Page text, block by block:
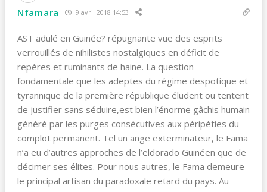
Nfamara 9 avril 2018 14:53
AST adulé en Guinée? répugnante vue des esprits
verrouillés de nihilistes nostalgiques en déficit de
repères et ruminants de haine. La question
fondamentale que les adeptes du régime despotique et
tyrannique de la première république éludent ou tentent
de justifier sans séduire,est bien l’énorme gâchis humain
généré par les purges consécutives aux péripéties du
complot permanent. Tel un ange exterminateur, le Fama
n’a eu d’autres approches de l’eldorado Guinéen que de
décimer ses élites. Pour nous autres, le Fama demeure
le principal artisan du paradoxale retard du pays. Au